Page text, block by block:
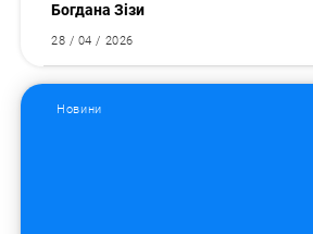
Богдана Зізи
28 / 04 / 2026
Новини